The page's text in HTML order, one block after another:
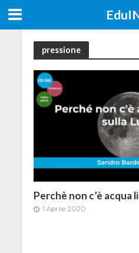
pressione
Perchè non c’è acqua
1 Aprile 2020